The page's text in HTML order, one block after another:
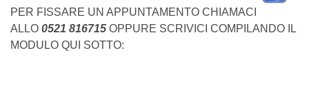
PER FISSARE UN APPUNTAMENTO CHIAMACI
ALLO 0521 816715 OPPURE SCRIVICI COMPILANDO IL
MODULO QUI SOTTO: